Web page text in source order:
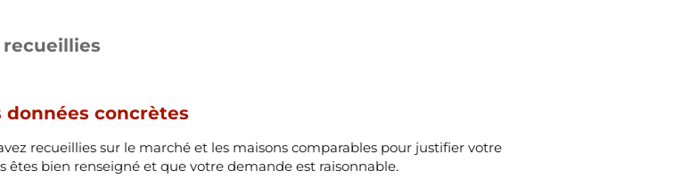
concrètes
recueillies sur le marché et les maisons comparables pour justifier votre
êtes bien renseigné et que votre demande est raisonnable.